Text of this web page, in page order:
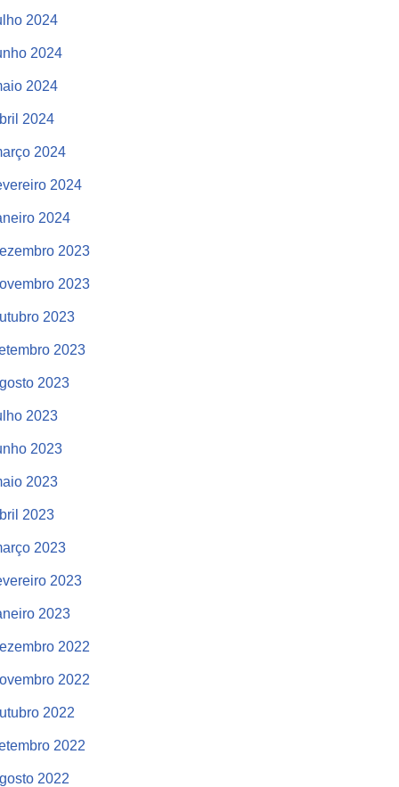
2024
2024
2024
2024
2024
2024
2024
2023
2023
2023
2023
2023
2023
2023
2023
2023
2023
2023
2023
2022
2022
2022
2022
2022